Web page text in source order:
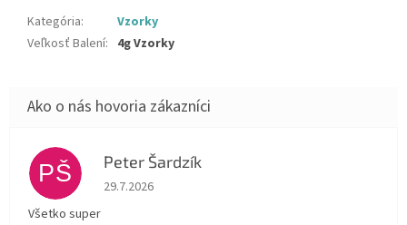
Kategória:
Vzorky
Veľkosť Balení: 4g Vzorky
PŠ Peter Šardzík
Hodnotenie obchodu je 5 z 5 hviezdičiek.
29.7.2026
Všetko super